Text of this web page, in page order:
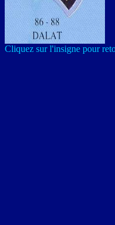
Cliquez sur l'insigne pour